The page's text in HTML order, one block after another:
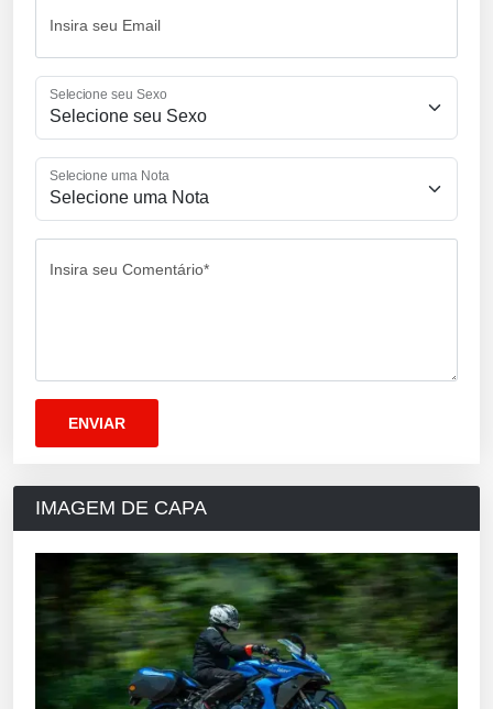
Insira seu Email
Selecione seu Sexo
Selecione uma Nota
Insira seu Comentário*
IMAGEM DE CAPA